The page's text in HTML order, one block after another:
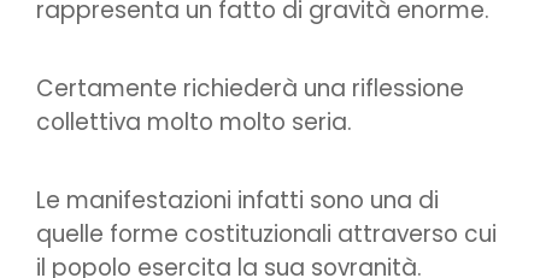
rappresenta un fatto di gravità enorme.
Certamente richiederà una riflessione
collettiva molto molto seria.
Le manifestazioni infatti sono una di
quelle forme costituzionali attraverso cui
il popolo esercita la sua sovranità.